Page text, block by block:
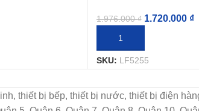
1.976.000₫ 1.720.000 ₫
THÊM VÀO GIỎ HÀNG
SKU: LF5255
thiết bị bếp, thiết bị nước, thiết bị điện